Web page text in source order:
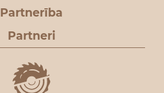
Partnerība
Partneri